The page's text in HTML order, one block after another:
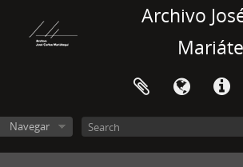
Archivo
Navegar